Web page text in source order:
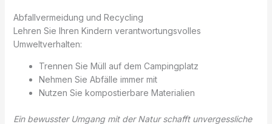
Abfallvermeidung und Recycling
Lehren Sie Ihren Kindern verantwortungsvolles
Umweltverhalten:
Trennen Sie Müll auf dem Campingplatz
Nehmen Sie Abfälle immer mit
Nutzen Sie kompostierbare Materialien
Ein bewusster Umgang mit der Natur schafft unvergessliche